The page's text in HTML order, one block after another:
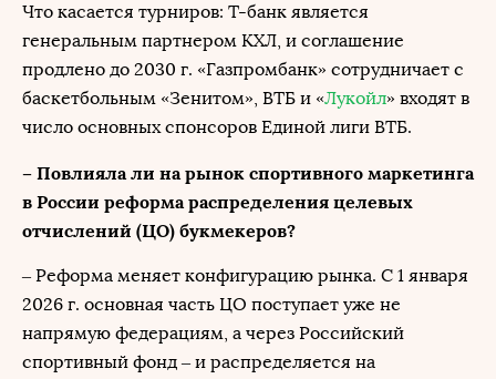
Что касается турниров: Т-банк является
генеральным партнером КХЛ, и соглашение
продлено до 2030 г. «Газпромбанк» сотрудничает с
баскетбольным «Зенитом», ВТБ и «Лукойл» входят в
число основных спонсоров Единой лиги ВТБ.
– Повлияла ли на рынок спортивного маркетинга
в России реформа распределения целевых
отчислений (ЦО) букмекеров?
– Реформа меняет конфигурацию рынка. С 1 января
2026 г. основная часть ЦО поступает уже не
напрямую федерациям, а через Российский
спортивный фонд – и распределяется на